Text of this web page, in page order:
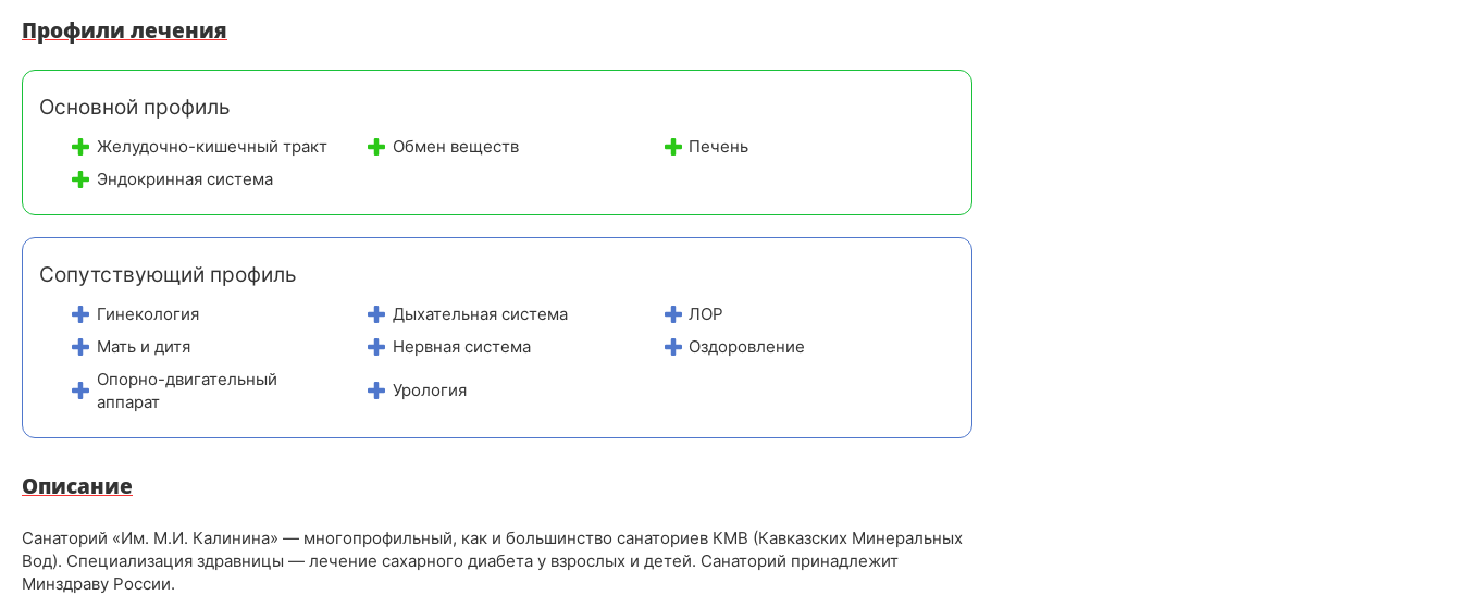
программа «Мужское здоровье»
диетическое меню по назначению врача.
Дежурит медсестра-диетолог, помогает составить
рацион с учётом показаний
Расположение:прямой выход в Курортный парк, 5
Тёплые переходы: все корпуса соединены — можно
Профили лечения
Основной профиль
Желудочно-кишечный тракт Обмен веществ
Печень
Эндокринная система
Сопутствующий профиль
Гинекология Дыхательная система
ЛОР
Мать и дитя
Нервная система
Оздоровление
Опорно-двигательный
аппарат
Урология
Описание
Санаторий «Им. М.И. Калинина» — многопрофильный, как и большинство санаториев КМВ (Кавказских Минеральных
Вод). Специализация здравницы — лечение сахарного диабета у взрослых и детей. Санаторий принадлежит
Минздраву России.